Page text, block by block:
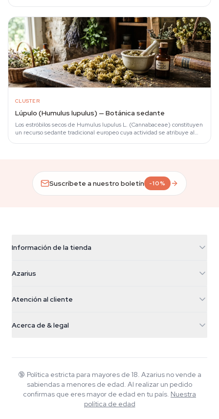
CLUSTER
Lúpulo (Humulus lupulus) — Botánica sedante
Los estróbilos secos de Humulus lupulus L. (Cannabaceae) constituyen
un recurso sedante tradicional europeo cuya actividad se atribuye al…
Suscríbete a nuestro boletín -10%
Información de la tienda
Galvaniweg 11
Nederland
+31(0)204897914
Azarius
Smokeshop
Atención al cliente
Política de devolución
Preguntas frecuentes
Política de privacidad
Acerca de & legal
Wiki
Blog
Música
🔞 Política estricta para mayores de 18. Azarius no vende a
sabiendas a menores de edad. Al realizar un pedido
confirmas que eres mayor de edad en tu país. Nuestra
política de edad